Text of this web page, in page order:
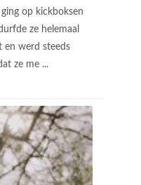
op kickboksen
ze helemaal
en werd steeds
ze me ...